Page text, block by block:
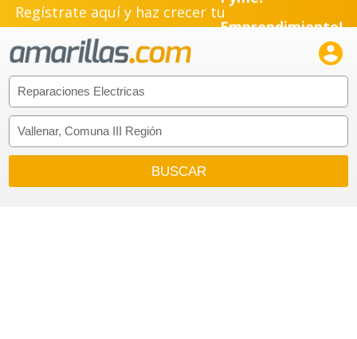
Regístrate aquí y haz crecer tuEmprendimiento!
